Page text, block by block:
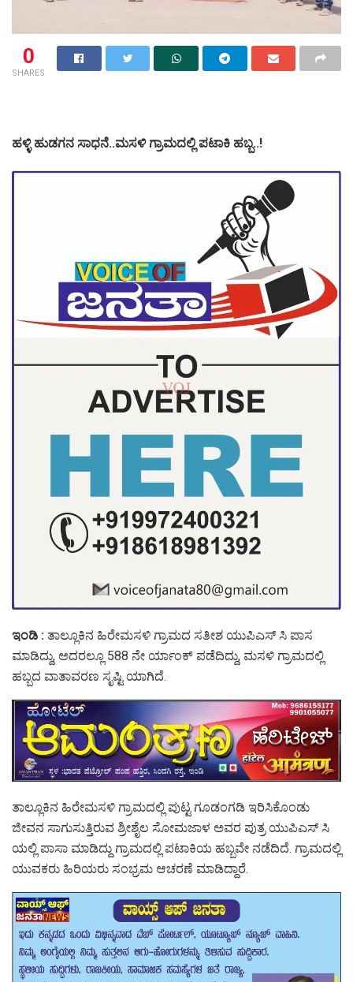
0
SHARES
ಹಳ್ಳಿ ಹುಡಗನ ಸಾಧನೆ..ಮಸಳಿ ಗ್ರಾಮದಲ್ಲಿ ಪಟಾಕಿ ಹಬ್ಬ..!
ಇಂಡಿ : ತಾಲ್ಲೂಕಿನ ಹಿರೇಮಸಳಿ ಗ್ರಾಮದ ಸತೀಶ ಯುಪಿಎಸ್ ಸಿ ಪಾಸ
ಮಾಡಿದ್ದು, ಅದರಲ್ಲೂ 588 ನೇ ರ್ಯಾಂಕ್ ಪಡೆದಿದ್ದು, ಮಸಳಿ ಗ್ರಾಮದಲ್ಲಿ
ಹಬ್ಬದ ವಾತಾವರಣ ಸೃಷ್ಟಿ ಯಾಗಿದೆ.
ತಾಲ್ಲೂಕಿನ ಹಿರೇಮಸಳಿ ಗ್ರಾಮದಲ್ಲಿ ಪುಟ್ಟ ಗೂಡಂಗಡಿ ಇರಿಸಿಕೊಂಡು
ಜೀವನ ಸಾಗುಸುತ್ತಿರುವ ಶ್ರೀಶೈಲ ಸೋಮಜಾಳ ಅವರ ಪುತ್ರ ಯುಪಿಎಸ್ ಸಿ
ಯಲ್ಲಿ ಪಾಸಾ ಮಾಡಿದ್ದು ಗ್ರಾಮದಲ್ಲಿ ಪಟಾಕಿಯ ಹಬ್ಬವೇ ನಡೆದಿದೆ. ಗ್ರಾಮದಲ್ಲಿ
ಯುವಕರು ಹಿರಿಯರು ಸಂಭ್ರಮ ಆಚರಣೆ ಮಾಡಿದ್ದಾರೆ.